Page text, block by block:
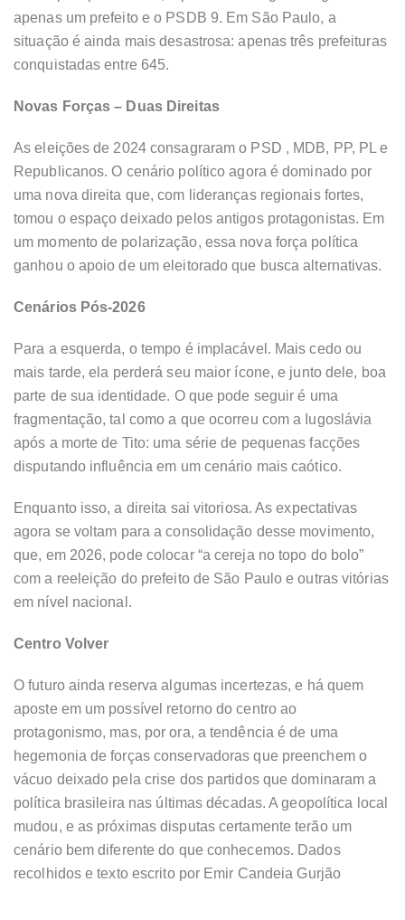
apenas um prefeito e o PSDB 9. Em São Paulo, a
situação é ainda mais desastrosa: apenas três prefeituras
conquistadas entre 645.
Novas Forças – Duas Direitas
As eleições de 2024 consagraram o PSD , MDB, PP, PL e
Republicanos. O cenário político agora é dominado por
uma nova direita que, com lideranças regionais fortes,
tomou o espaço deixado pelos antigos protagonistas. Em
um momento de polarização, essa nova força política
ganhou o apoio de um eleitorado que busca alternativas.
Cenários Pós-2026
Para a esquerda, o tempo é implacável. Mais cedo ou
mais tarde, ela perderá seu maior ícone, e junto dele, boa
parte de sua identidade. O que pode seguir é uma
fragmentação, tal como a que ocorreu com a Iugoslávia
após a morte de Tito: uma série de pequenas facções
disputando influência em um cenário mais caótico.
Enquanto isso, a direita sai vitoriosa. As expectativas
agora se voltam para a consolidação desse movimento,
que, em 2026, pode colocar “a cereja no topo do bolo”
com a reeleição do prefeito de São Paulo e outras vitórias
em nível nacional.
Centro Volver
O futuro ainda reserva algumas incertezas, e há quem
aposte em um possível retorno do centro ao
protagonismo, mas, por ora, a tendência é de uma
hegemonia de forças conservadoras que preenchem o
vácuo deixado pela crise dos partidos que dominaram a
política brasileira nas últimas décadas. A geopolítica local
mudou, e as próximas disputas certamente terão um
cenário bem diferente do que conhecemos. Dados
recolhidos e texto escrito por Emir Candeia Gurjão